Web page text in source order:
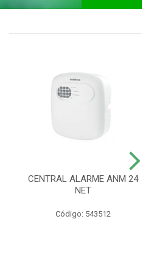
CENTRAL ALARME ANM 24
NET
Código: 543512